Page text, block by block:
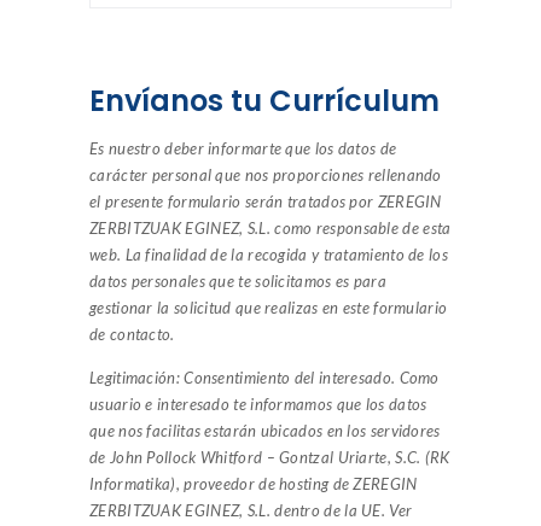
Envíanos tu Currículum
Es nuestro deber informarte que los datos de
carácter personal que nos proporciones rellenando
el presente formulario serán tratados por ZEREGIN
ZERBITZUAK EGINEZ, S.L. como responsable de esta
web. La finalidad de la recogida y tratamiento de los
datos personales que te solicitamos es para
gestionar la solicitud que realizas en este formulario
de contacto.
Legitimación: Consentimiento del interesado. Como
usuario e interesado te informamos que los datos
que nos facilitas estarán ubicados en los servidores
de John Pollock Whitford – Gontzal Uriarte, S.C. (RK
Informatika), proveedor de hosting de ZEREGIN
ZERBITZUAK EGINEZ, S.L. dentro de la UE. Ver